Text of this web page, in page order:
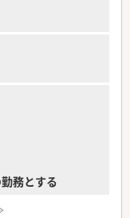
務とする